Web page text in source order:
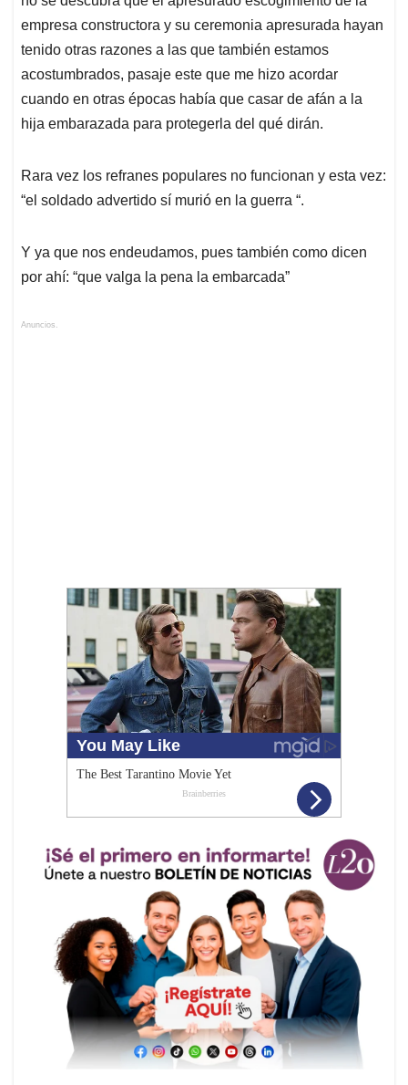
empresa constructora y su ceremonia apresurada hayan
tenido otras razones a las que también estamos
acostumbrados, pasaje este que me hizo acordar
cuando en otras épocas había que casar de afán a la
hija embarazada para protegerla del qué dirán.
Rara vez los refranes populares no funcionan y esta vez:
“el soldado advertido sí murió en la guerra “.
Y ya que nos endeudamos, pues también como dicen
por ahí: “que valga la pena la embarcada”
Anuncios.